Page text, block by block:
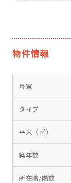
物件情報
号室
タイプ
平米（㎡）
築年数
所在階/階数